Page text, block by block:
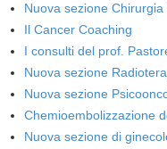
Nuova sezione Chirurgia
Il Cancer Coaching
I consulti del prof.
Nuova sezione
Nuova sezione
Chemioembolizzazione
Nuova sezione di